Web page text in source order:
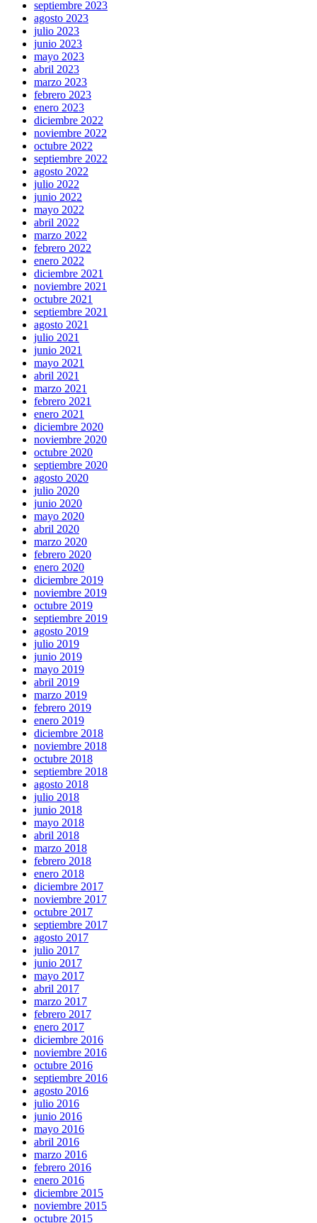
septiembre 2023
agosto 2023
julio 2023
junio 2023
mayo 2023
abril 2023
marzo 2023
febrero 2023
enero 2023
diciembre 2022
noviembre 2022
octubre 2022
septiembre 2022
agosto 2022
julio 2022
junio 2022
mayo 2022
abril 2022
marzo 2022
febrero 2022
enero 2022
diciembre 2021
noviembre 2021
octubre 2021
septiembre 2021
agosto 2021
julio 2021
junio 2021
mayo 2021
abril 2021
marzo 2021
febrero 2021
enero 2021
diciembre 2020
noviembre 2020
octubre 2020
septiembre 2020
agosto 2020
julio 2020
junio 2020
mayo 2020
abril 2020
marzo 2020
febrero 2020
enero 2020
diciembre 2019
noviembre 2019
octubre 2019
septiembre 2019
agosto 2019
julio 2019
junio 2019
mayo 2019
abril 2019
marzo 2019
febrero 2019
enero 2019
diciembre 2018
noviembre 2018
octubre 2018
septiembre 2018
agosto 2018
julio 2018
junio 2018
mayo 2018
abril 2018
marzo 2018
febrero 2018
enero 2018
diciembre 2017
noviembre 2017
octubre 2017
septiembre 2017
agosto 2017
julio 2017
junio 2017
mayo 2017
abril 2017
marzo 2017
febrero 2017
enero 2017
diciembre 2016
noviembre 2016
octubre 2016
septiembre 2016
agosto 2016
julio 2016
junio 2016
mayo 2016
abril 2016
marzo 2016
febrero 2016
enero 2016
diciembre 2015
noviembre 2015
octubre 2015